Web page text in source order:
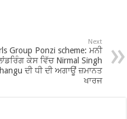
Next
Group Ponzi scheme: ਮਨੀ
ਕੇਸ ਵਿੱਚ Nirmal Singh
ਦੀ ਧੀ ਦੀ ਅਗਾਊਂ ਜ਼ਮਾਨਤ
ਖਾਰਜ